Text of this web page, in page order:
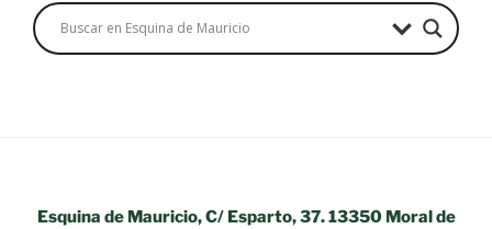
Esquina de Mauricio, C/ Esparto, 37. 13350 Moral de